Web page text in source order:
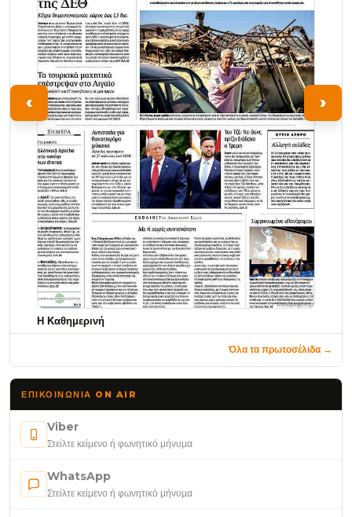
‹
Η Καθημερινή
›
Όλα τα πρωτοσέλιδα →
ΕΠΙΚΟΙΝΩΝΊΑ ON AIR
Viber
Στείλτε κείμενο ή φωνητικό μήνυμα
WhatsApp
Στείλτε κείμενο ή φωνητικό μήνυμα